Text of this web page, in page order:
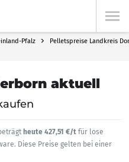
Pfalz Pelletspreise Landkreis
aktuell
heute 427,51 €/t für lose
Diese Preise gelten bei einer